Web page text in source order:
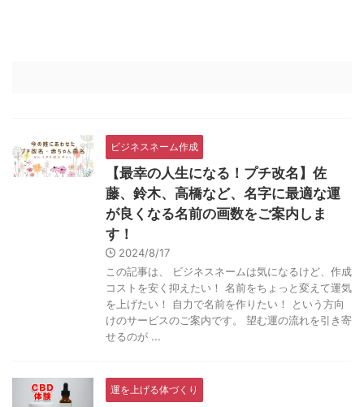
ビジネスネーム作成
【最幸の人生になる！プチ改名】佐
藤、鈴木、高橋など、名字に最適な運
が良くなる名前の画数をご案内しま
す！
2024/8/17
この記事は、 ビジネスネームは気になるけど、作成
コストを安く抑えたい！ 名前をちょっと変えて運気
を上げたい！ 自力で名前を作りたい！ という方向
けのサービスのご案内です。 望む運の流れを引き寄
せるのが ...
運を上げる体づくり